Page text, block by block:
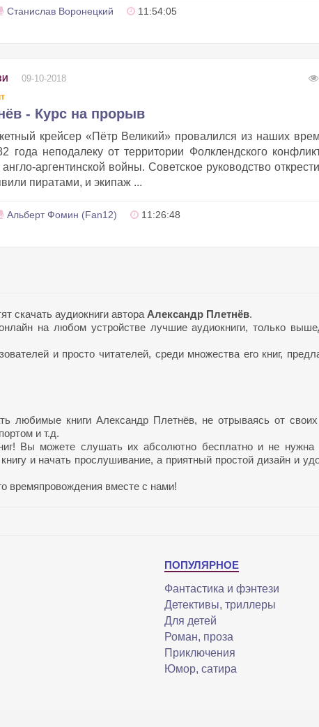
Станислав Воронецкий 11:54:05
09-10-2018
- Курс на прорыв
крейсер «Пётр Великий» провалился из наших
года неподалеку от территории Фолклендского
аргентинской войны. Советское руководство
пиратами, и экипаж ...
Альберт Фомин (Fan12) 11:26:48
скачать аудиокниги автора Александр Плетнёв.
на любом устройстве лучшие аудиокниги, только
и просто читателей, среди множества его книг,
любимые книги Александр Плетнёв, не отрываясь от
и т.д.
Вы можете слушать их абсолютно бесплатно и не нужна
и начать прослушивание, а приятный простой дизайн и
времяпровождения вместе с нами!
ПОПУЛЯРНОЕ
Фантастика и фэнтези
Детективы, триллеры
Для детей
Роман, проза
Приключения
Юмор, сатира